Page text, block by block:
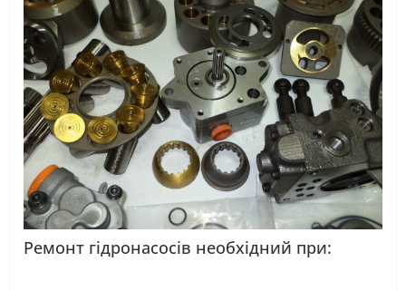
Ремонт гідронасосів необхідний при: